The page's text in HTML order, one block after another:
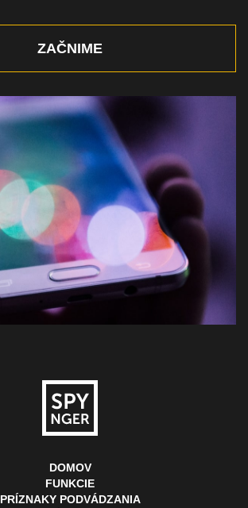
ZAČNIME
DOMOV
FUNKCIE
PRÍZNAKY PODVÁDZANIA